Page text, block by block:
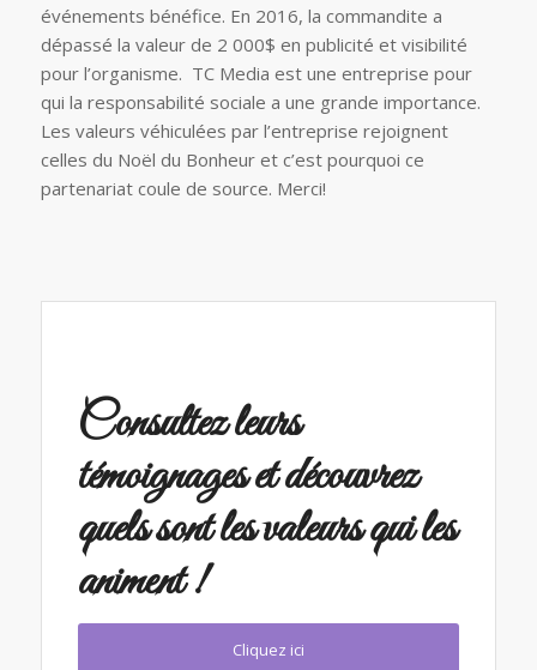
événements bénéfice. En 2016, la commandite a
dépassé la valeur de 2 000$ en publicité et visibilité
pour l’organisme. TC Media est une entreprise pour
qui la responsabilité sociale a une grande importance.
Les valeurs véhiculées par l’entreprise rejoignent
celles du Noël du Bonheur et c’est pourquoi ce
partenariat coule de source. Merci!
Consultez leurs
témoignageset découvrez
quels sont les valeurs qui les
animent !
Cliquez ici